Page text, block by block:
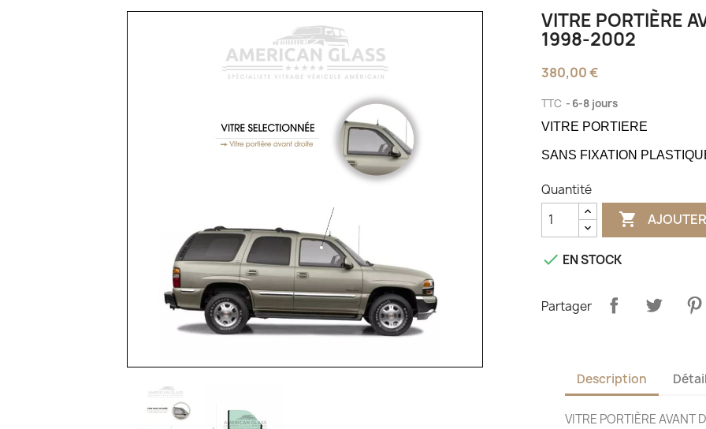
VITRE PORTIÈRE
1998-2002
380,00 €
TTC 6-8 jours
VITRE PORTIERE
SANS FIXATION
Quantité

 EN STOCK
Partager
Description
VITRE PORTIÈRE AVANT